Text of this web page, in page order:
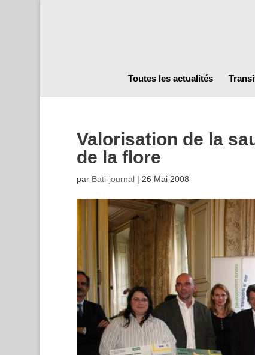
Toutes les actualités
Valorisation de la
de la flore
par Bati-journal| 26 Mai 2008